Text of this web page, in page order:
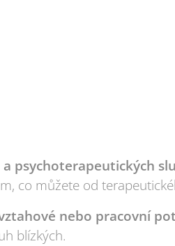
psychoterapeutických
co můžete od
nebo pracovní
blízkých.